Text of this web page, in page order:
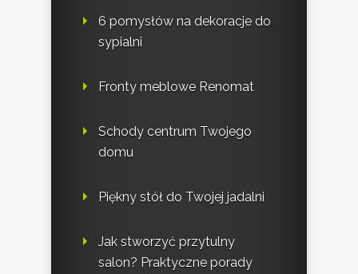
6 pomysłów na dekoracje do
sypialni
Fronty meblowe Renomat
Schody centrum Twojego
domu
Piękny stół do Twojej jadalni
Jak stworzyć przytulny
salon? Praktyczne porady